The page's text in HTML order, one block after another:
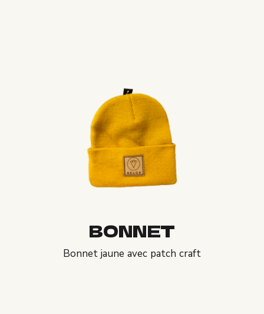
BONNET
Bonnet jaune avec patch craft